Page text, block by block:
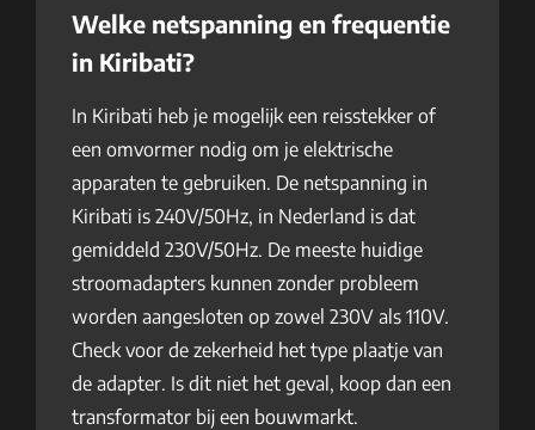
Welke netspanning en frequentie
in Kiribati?
In Kiribati heb je mogelijk een reisstekker of
een omvormer nodig om je elektrische
apparaten te gebruiken. De netspanning in
Kiribati is 240V/50Hz, in Nederland is dat
gemiddeld 230V/50Hz. De meeste huidige
stroomadapters kunnen zonder probleem
worden aangesloten op zowel 230V als 110V.
Check voor de zekerheid het type plaatje van
de adapter. Is dit niet het geval, koop dan een
transformator bij een bouwmarkt.